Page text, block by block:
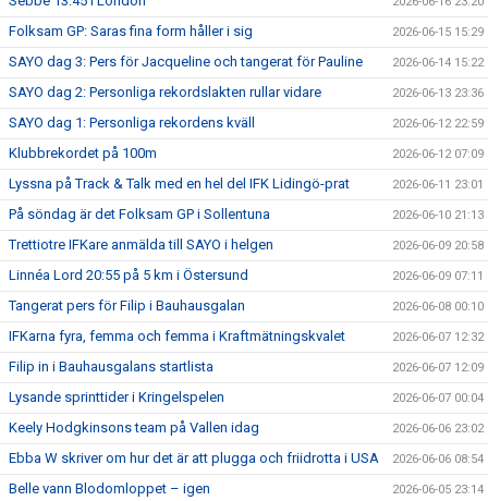
Folksam GP: Saras fina form håller i sig 2026-06-15 15:29
SAYO dag 3: Pers för Jacqueline och tangerat för Pauline 2026-06-14 15:22
SAYO dag 2: Personliga rekordslakten rullar vidare 2026-06-13 23:36
SAYO dag 1: Personliga rekordens kväll 2026-06-12 22:59
Klubbrekordet på 100m 2026-06-12 07:09
Lyssna på Track & Talk med en hel del IFK Lidingö-prat 2026-06-11 23:01
På söndag är det Folksam GP i Sollentuna 2026-06-10 21:13
Trettiotre IFKare anmälda till SAYO i helgen 2026-06-09 20:58
Linnéa Lord 20:55 på 5 km i Östersund 2026-06-09 07:11
Tangerat pers för Filip i Bauhausgalan 2026-06-08 00:10
IFKarna fyra, femma och femma i Kraftmätningskvalet 2026-06-07 12:32
Filip in i Bauhausgalans startlista 2026-06-07 12:09
Lysande sprinttider i Kringelspelen 2026-06-07 00:04
Keely Hodgkinsons team på Vallen idag 2026-06-06 23:02
Ebba W skriver om hur det är att plugga och friidrotta i USA 2026-06-06 08:54
Belle vann Blodomloppet – igen 2026-06-05 23:14